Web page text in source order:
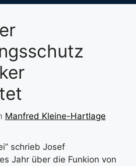
Manfred Kleine-Hartlage
schrieb Josef
Jahr über die Funkion von